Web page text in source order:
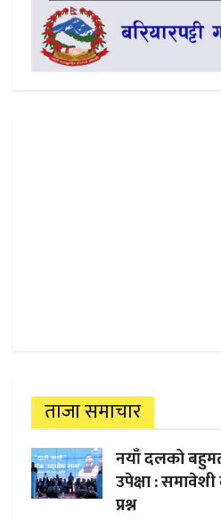
ताजा समाचार
नयाँ दलको
उपेक्षा :
प्रश्न